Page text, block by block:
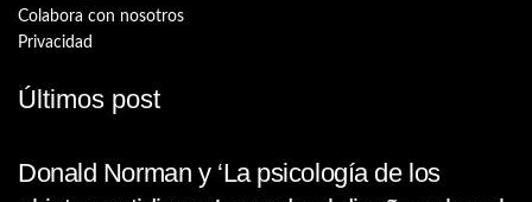
Colabora con nosotros
Privacidad
Últimos post
Donald Norman y ‘La psicología de los